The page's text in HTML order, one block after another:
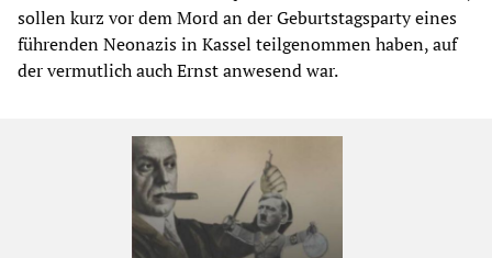
sollen kurz vor dem Mord an der Geburtstagsparty eines
führenden Neonazis in Kassel teilgenommen haben, auf
der vermutlich auch Ernst anwesend war.